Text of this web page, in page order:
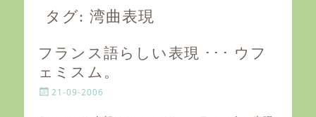
タグ: 湾曲表現
フランス語らしい表現 ･･･ ウフ
ェミスム。
P
21-09-2006